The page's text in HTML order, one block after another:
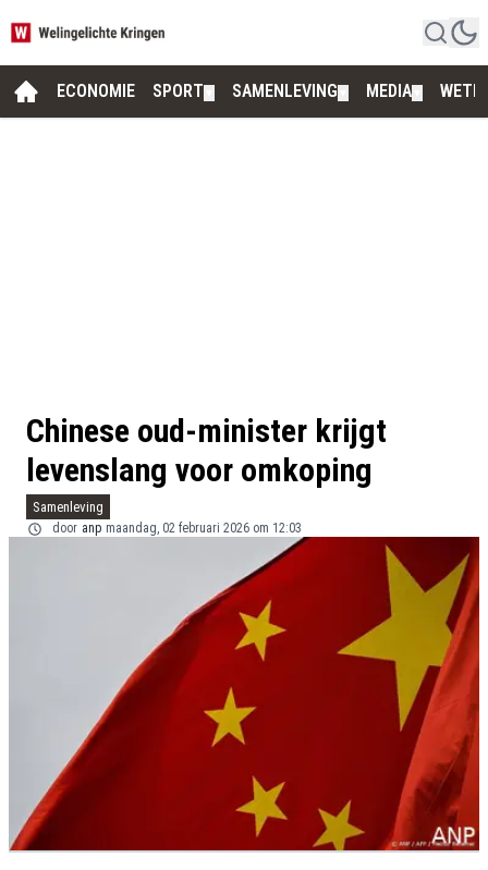
ECONOMIE SPORT SAMENLEVING MEDIA
Chinese oud-minister krijgt
levenslang voor omkoping
Samenleving
door anp maandag, 02 februari 2026 om 12:03